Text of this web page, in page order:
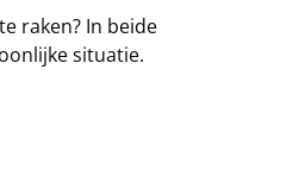
raken? In beide
situatie.